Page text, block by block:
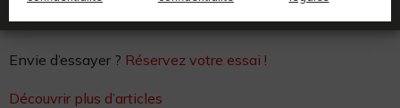
prêt à pédaler vers une vie plus active ?
Envie d’essayer ? Réservez votre essai !
Découvrir plus d’articles